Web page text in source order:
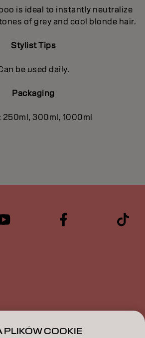
is ideal to instantly neutralize
of grey and cool blonde hair.
Stylist Tips
be used daily.
Packaging
250ml, 300ml, 1000ml
PLIKÓW COOKIE